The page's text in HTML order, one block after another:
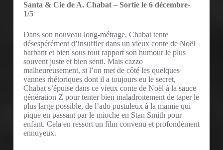
Santa & Cie de A. Chabat – Sortie le 6 décembre-
1/5
Dans son nouveau long-métrage, Chabat tente
désespérément d’insuffler dans un vieux conte de Noël
barbant et bien sous tout rapport son humour le plus
souvent juste et bien senti. Mais cazzo
malheureusement, si l’on met de côté les quelques
vannes rhétoriques dont il a toujours eu le secret,
Chabat s’épuise dans ce vieux conte de Noël à la sauce
génération Z pour tenter bien maladroitement de taper le
plus large possible, de l’ado pustuleux à la mamie qui
pique en passant par le mioche en Stan Smith pour
enfant. Cela en ressort un film convenu et profondément
ennuyeux.